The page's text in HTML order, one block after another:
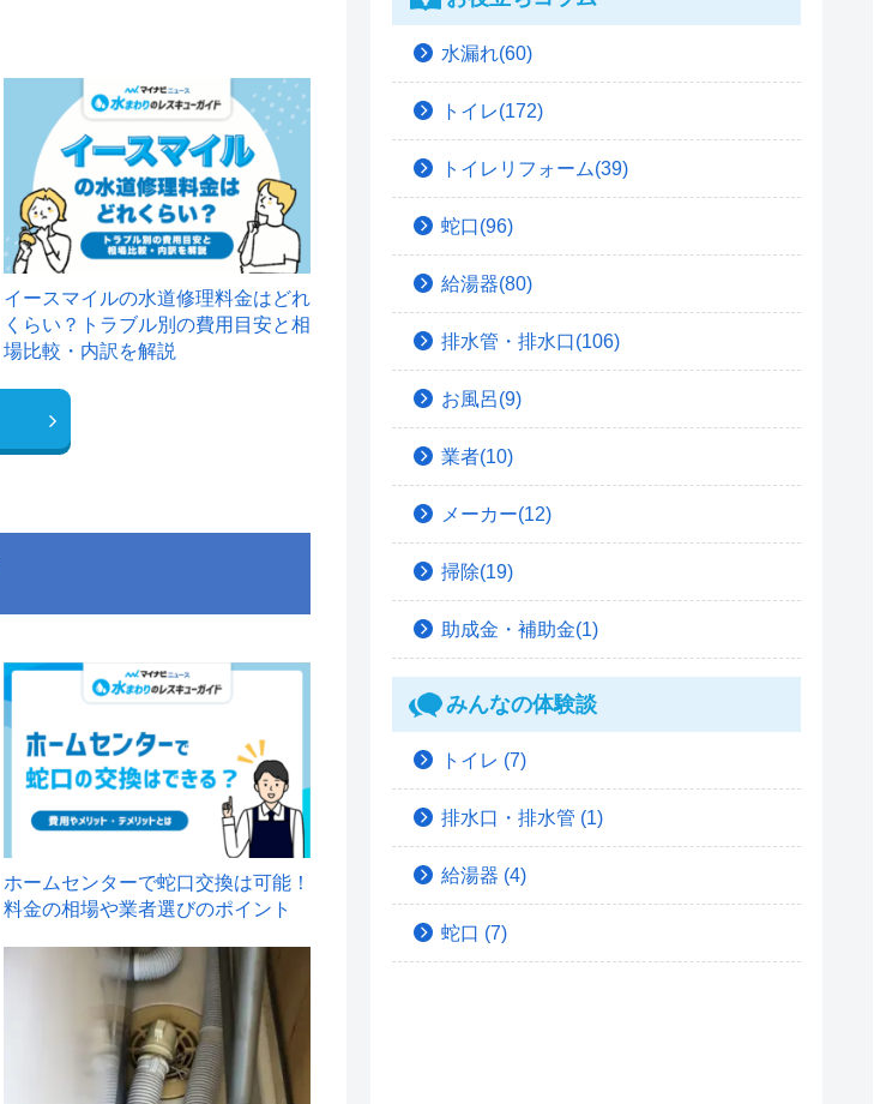
イースマイルの水道修理料金はどれ
くらい？トラブル別の費用目安と相
場比較・内訳を解説
ホームセンターで蛇口交換は可能！
料金の相場や業者選びのポイント
水漏れ(60)
トイレ(172)
トイレリフォーム(39)
蛇口(96)
給湯器(80)
排水管・排水口(106)
お風呂(9)
業者(10)
メーカー(12)
掃除(19)
助成金・補助金(1)
みんなの体験談
トイレ (7)
排水口・排水管 (1)
給湯器 (4)
蛇口 (7)